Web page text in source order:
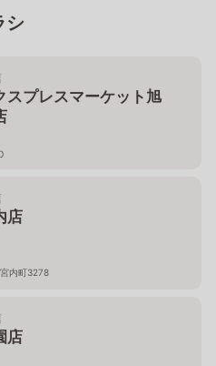
シ
スプレスマーケット旭
店
内町3278
店